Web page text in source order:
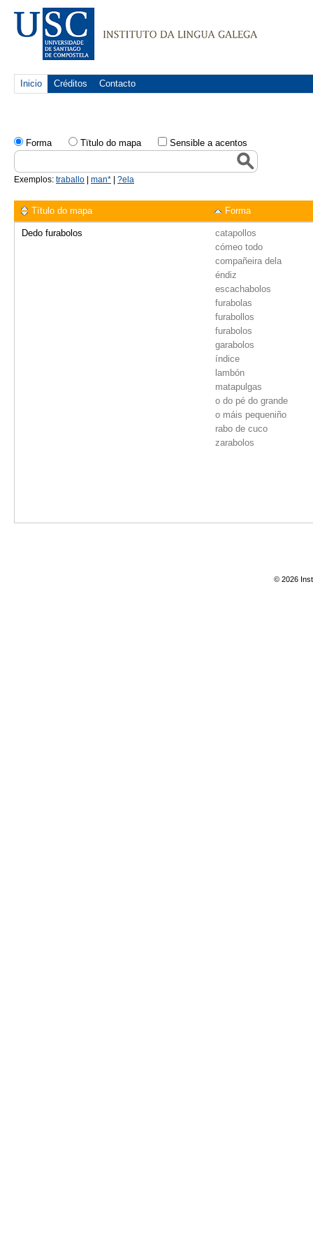
Inicio Créditos Contacto
Forma Tïtulo do mapa Sensible a acentos
Exemplos: traballo man* ?ela
Título do mapa Forma
Dedo furabolos
catapollos
cómeo todo
compañeira dela
éndiz
escachabolos
furabolas
furabollos
furabolos
garabolos
índice
lambón
matapulgas
o do pé do grande
o máis pequeniño
rabo de cuco
zarabolos
© 2026